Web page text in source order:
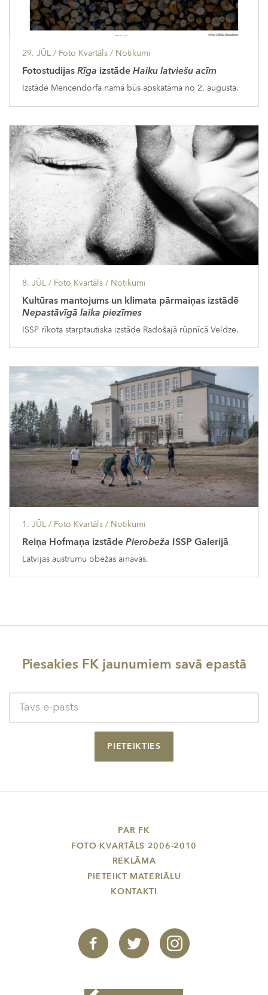
29. JŪL / Foto Kvartāls / Notikumi
FotostudijasRīga izstādeHaiku latviešu acīm
Izstāde Mencendorfa namā būs apskatāma no 2. augusta.
8. JŪL / Foto Kvartāls / Notikumi
Kultūras mantojums un klimata pārmaiņas izstādē
Nepastāvīgā laika piezīmes
ISSP rīkota starptautiska izstāde Radošajā rūpnīcā Veldze.
1. JŪL / Foto Kvartāls / Notikumi
Reiņa Hofmaņa izstādePierobeža ISSP Galerijā
Latvijas austrumu obežas ainavas.
Piesakies FK jaunumiem savā epastā
PIETEIKTIES
PAR FK
FOTO KVARTĀLS 2006-2010
REKLĀMA
PIETEIKT MATERIĀLU
KONTAKTI